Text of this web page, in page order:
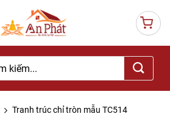
Tranh trúc chỉ tròn mẫu TC514